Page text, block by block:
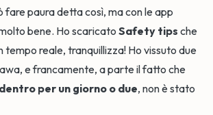
fare paura detta così, ma con le app
bene. Ho scaricatoSafety tips che
tempo reale, tranquillizza! Ho vissuto due
e francamente, a parte il fatto che
per un giorno o due, non è stato